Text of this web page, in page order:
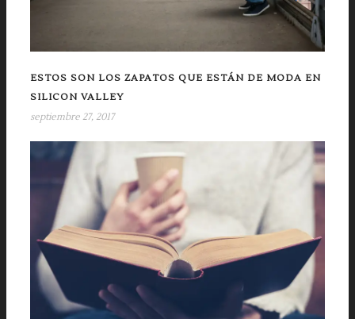
ESTOS SON LOS ZAPATOS QUE ESTÁN DE MODA EN
SILICON VALLEY
septiembre 27, 2017